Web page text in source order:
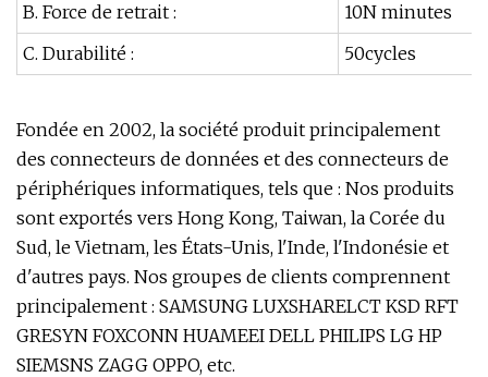
B. Force de retrait :
10N minutes
C. Durabilité :
50cycles
Fondée en 2002, la société produit principalement
des connecteurs de données et des connecteurs de
périphériques informatiques, tels que : Nos produits
sont exportés vers Hong Kong, Taiwan, la Corée du
Sud, le Vietnam, les États-Unis, l'Inde, l'Indonésie et
d'autres pays. Nos groupes de clients comprennent
principalement : SAMSUNG LUXSHARELCT KSD RFT
GRESYN FOXCONN HUAMEEI DELL PHILIPS LG HP
SIEMSNS ZAGG OPPO, etc.